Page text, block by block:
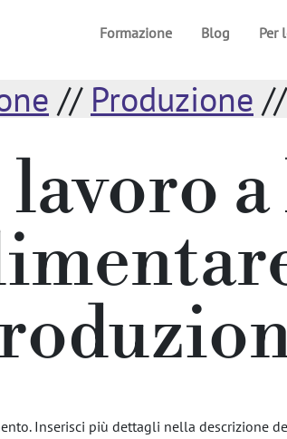
Formazione Blog Per
// Produzione //
Inserisci più dettagli nella descrizione